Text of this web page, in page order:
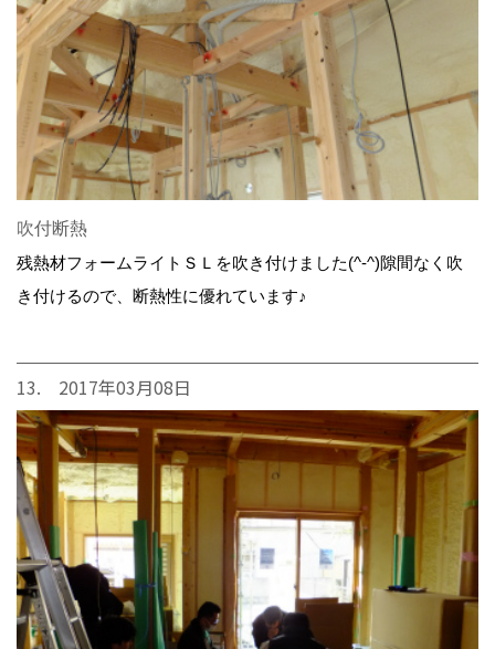
吹付断熱
残熱材フォームライトＳＬを吹き付けました(^-^)隙間なく吹
き付けるので、断熱性に優れています♪
13. 2017年03月08日